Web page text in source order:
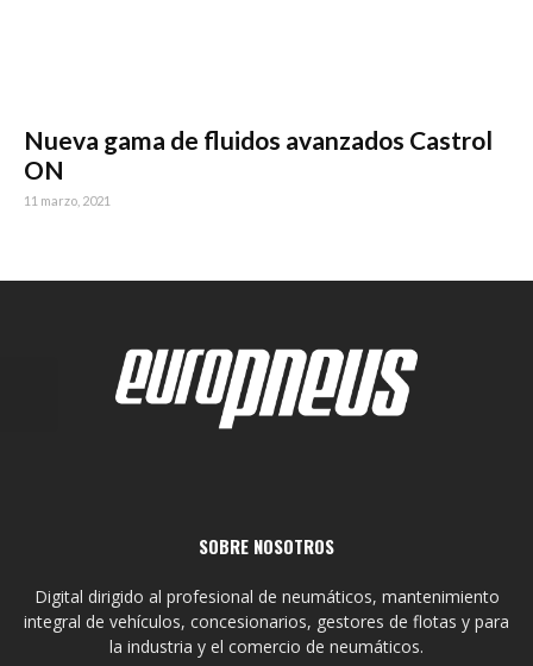
Nueva gama de fluidos avanzados Castrol
ON
11 marzo, 2021
SOBRE NOSOTROS
Digital dirigido al profesional de neumáticos, mantenimiento
integral de vehículos, concesionarios, gestores de flotas y para
la industria y el comercio de neumáticos.